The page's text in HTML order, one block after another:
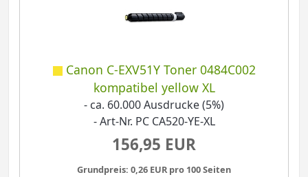
Canon C-EXV51Y Toner 0484C002
kompatibel yellow XL
- ca. 60.000 Ausdrucke (5%)
- Art-Nr. PC CA520-YE-XL
156,95 EUR
Grundpreis: 0,26 EUR pro 100 Seiten